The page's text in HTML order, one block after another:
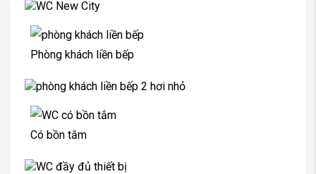
Phòng khách liền bếp
Có bồn tắm